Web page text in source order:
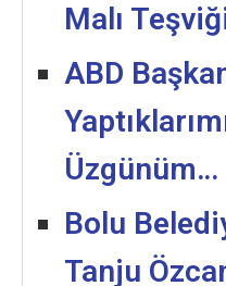
Malı
ABD
Üzgünüm…
Bolu
Tanju